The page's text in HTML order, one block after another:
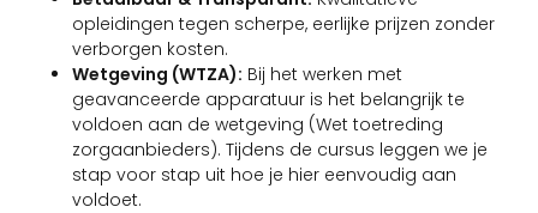
opleidingen tegen scherpe, eerlijke prijzen zonder
verborgen kosten.
Wetgeving (WTZA): Bij het werken met
geavanceerde apparatuur is het belangrijk te
voldoen aan de wetgeving (Wet toetreding
zorgaanbieders). Tijdens de cursus leggen we je
stap voor stap uit hoe je hier eenvoudig aan
voldoet.